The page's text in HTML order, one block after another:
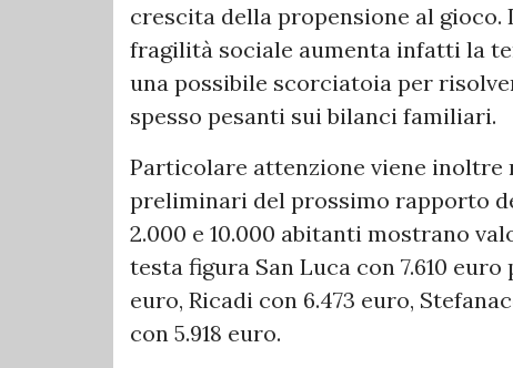
crescita della propensione al
fragilità sociale aumenta infatti la
una possibile scorciatoia per
spesso pesanti sui bilanci familiari.
Particolare attenzione viene
preliminari del prossimo rapporto
2.000 e 10.000 abitanti mostrano
testa figura San Luca con 7.610
euro, Ricadi con 6.473 euro,
con 5.918 euro.